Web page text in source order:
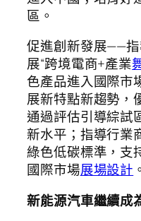
區。
促進創新發展——
展“跨境電商+產業
色產品進入國際市
展新特點新趨勢，
通過評估引導綜試
新水平；指導行業
綠色低碳標準，支
國際市場展場設計 。
新能源汽車繼續成